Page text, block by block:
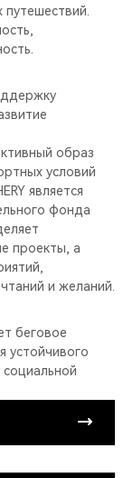
образ
условий
является
фонда
проекты, а
и желаний.
беговое
устойчивого